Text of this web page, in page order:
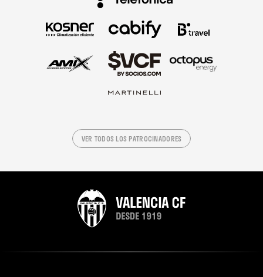
VER TODOS LOS PATROCINADORES